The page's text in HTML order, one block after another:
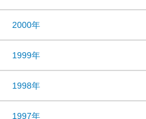
2000年
1999年
1998年
1997年